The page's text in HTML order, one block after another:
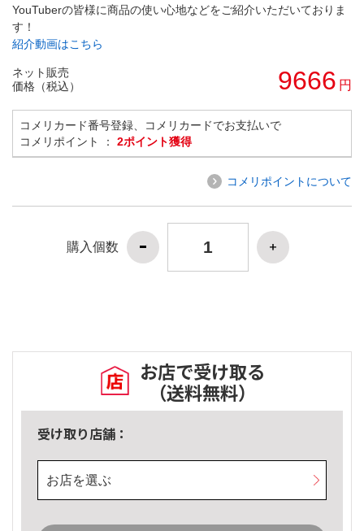
YouTuberの皆様に商品の使い心地などをご紹介いただいておりま
す！
紹介動画はこちら
ネット販売
価格（税込）
9666 円
コメリカード番号登録、コメリカードでお支払いで
コメリポイント ： 2ポイント獲得
コメリポイントについて
購入個数
お店で受け取る
（送料無料）
受け取り店舗：
お店を選ぶ